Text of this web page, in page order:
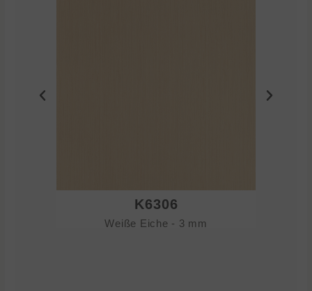
K6306
Weiße Eiche - 3 mm